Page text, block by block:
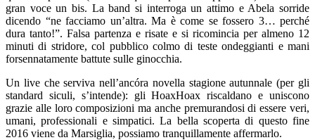
gran voce un bis. La band si interroga un attimo e Abela sorride
dicendo “ne facciamo un’altra. Ma è come se fossero 3… perché
dura tanto!”. Falsa partenza e risate e si ricomincia per almeno 12
minuti di stridore, col pubblico colmo di teste ondeggianti e mani
forsennatamente battute sulle ginocchia.
Un live che serviva nell’ancóra novella stagione autunnale (per gli
standard siculi, s’intende): gli HoaxHoax riscaldano e uniscono
grazie alle loro composizioni ma anche premurandosi di essere veri,
umani, professionali e simpatici. La bella scoperta di questo fine
2016 viene da Marsiglia, possiamo tranquillamente affermarlo.